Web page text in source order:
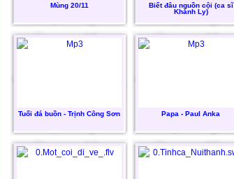
Mù­ng 20/11
Biết đâu nguồn cội (ca sĩ
Khánh Ly)
Tuổi đá buồn - Trịnh Công Sơn Papa - Paul Anka